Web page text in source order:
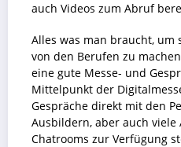
auch Videos zum Abruf
Alles was man braucht, um
von den Berufen zu
eine gute Messe- und
Mittelpunkt der
Gespräche direkt mit den
Ausbildern, aber auch
Chatrooms zur Verfügung